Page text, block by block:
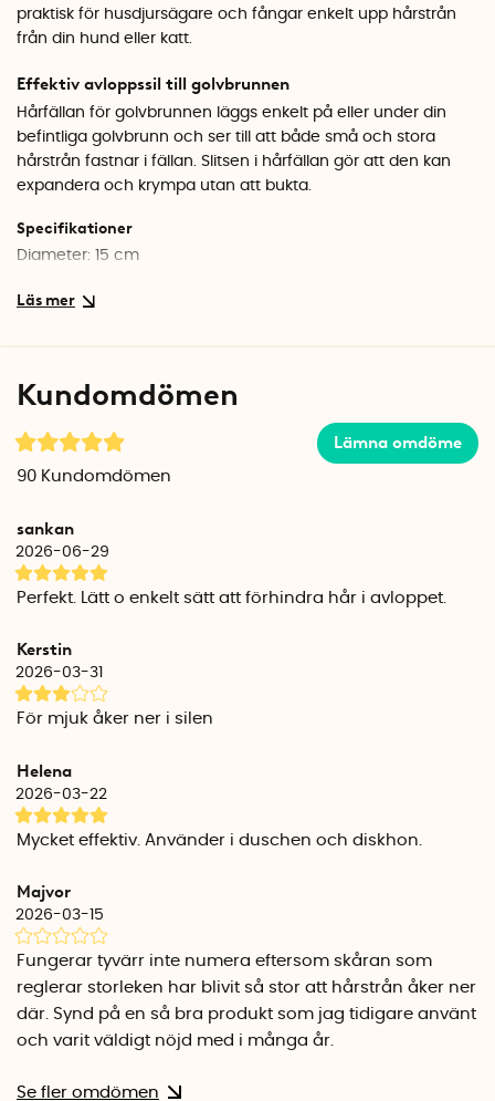
praktisk för husdjursägare och fångar enkelt upp hårstrån
från din hund eller katt.
Effektiv avloppssil till golvbrunnen
Hårfällan för golvbrunnen läggs enkelt på eller under din
befintliga golvbrunn och ser till att både små och stora
hårstrån fastnar i fällan. Slitsen i hårfällan gör att den kan
expandera och krympa utan att bukta.
Specifikationer
Diameter: 15 cm
Kundomdömen
Lämna omdöme
90 Kundomdömen
sankan
2026-06-29
Perfekt. Lätt o enkelt sätt att förhindra hår i avloppet.
Kerstin
2026-03-31
För mjuk åker ner i silen
Helena
2026-03-22
Mycket effektiv. Använder i duschen och diskhon.
Majvor
2026-03-15
Fungerar tyvärr inte numera eftersom skåran som
reglerar storleken har blivit så stor att hårstrån åker ner
där. Synd på en så bra produkt som jag tidigare använt
och varit väldigt nöjd med i många år.
Se fler omdömen